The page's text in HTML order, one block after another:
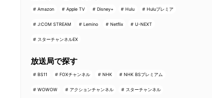
Amazon Apple TV Disney+ Hulu Huluプレミア
J:COM STREAM Lemino Netflix U-NEXT
スターチャンネルEX
放送局で探す
BS11 FOXチャンネル NHK NHK BSプレミアム
WOWOW アクションチャンネル スターチャンネル